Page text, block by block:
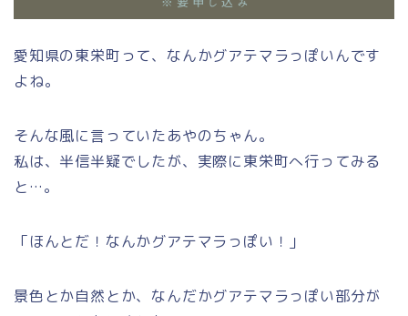
愛知県の東栄町って、なんかグアテマラっぽいんです
よね。
そんな風に言っていたあやのちゃん。
私は、半信半疑でしたが、実際に東栄町へ行ってみる
と…。
「ほんとだ！なんかグアテマラっぽい！」
景色とか自然とか、なんだかグアテマラっぽい部分が